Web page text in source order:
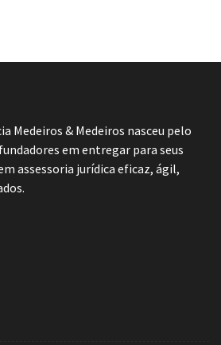
Medeiros & Medeiros nasceu pelo
em entregar para seus
assessoria jurídica eficaz, ágil,